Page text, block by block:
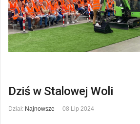
Dziś w Stalowej Woli
Dział: Najnowsze 08 Lip 2024